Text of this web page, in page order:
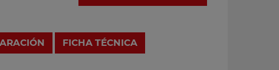
FICHA TÉCNICA